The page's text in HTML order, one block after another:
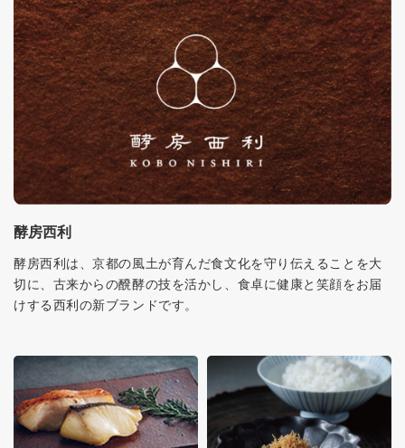
酵房西利
酵房西利は、京都の風土が育んだ食文化を守り伝えることを大
切に、古来からの醗酵の技を活かし、食卓に健康と笑顔をお届
けする西利の新ブランドです。